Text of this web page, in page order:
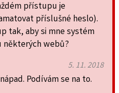
přístupu je
příslušné heslo).
tak, aby si mne systém
některých webů?
5. 11. 2018
Podívám se na to.